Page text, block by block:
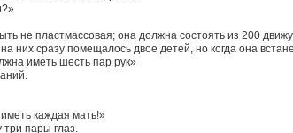
не пластмассовая; она должна состоять из 200
них сразу помещалось двое детей, но когда она
иметь шесть пар рук»
каждая мать!»
три пары глаз.